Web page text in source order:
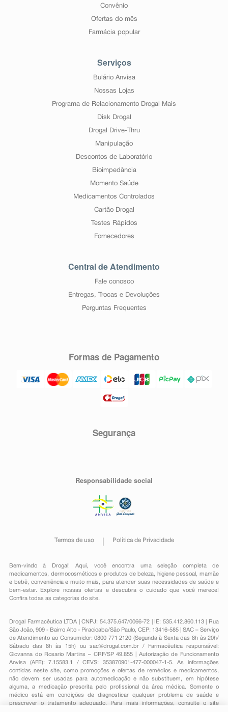
Convênio
Ofertas do mês
Farmácia popular
Serviços
Bulário Anvisa
Nossas Lojas
Programa de Relacionamento Drogal Mais
Disk Drogal
Drogal Drive-Thru
Manipulação
Descontos de Laboratório
Bioimpedância
Momento Saúde
Medicamentos Controlados
Cartão Drogal
Testes Rápidos
Fornecedores
Central de Atendimento
Fale conosco
Entregas, Trocas e Devoluções
Perguntas Frequentes
Formas de Pagamento
Segurança
Responsabilidade social
Termos de uso Política de Privacidade
Bem-vindo à Drogal! Aqui, você encontra uma seleção completa de
medicamentos , dermocosméticos e produtos de beleza, higiene pessoal ,mamãe
e bebê, conveniênciae muito mais, para atender suas necessidades de saúde e
bem-estar. Explore nossas ofertas e descubra o cuidado que você merece!
Confira todas as categorias do site.
Drogal Farmacêutica LTDA | CNPJ: 54.375.647/0066-72 | IE: 535.412.860.113 | Rua
São João, 909 - Bairro Alto - Piracicaba/São Paulo, CEP: 13416-585 | SAC – Serviço
de Atendimento ao Consumidor: 0800 771 2120 (Segunda à Sexta das 8h às 20h/
Sábado das 8h às 15h) ou sac@drogal.com.br/ Farmacêutica responsável:
Giovanna do Rosario Martins – CRF/SP 49.855 | Autorização de Funcionamento
Anvisa (AFE): 7.15583.1 / CEVS: 353870901-477-000047-1-5. As informações
contidas neste site, como promoções e ofertas de remédios e medicamentos,
não devem ser usadas para automedicação e não substituem, em hipótese
alguma, a medicação prescrita pelo profissional da área médica. Somente o
médico está em condições de diagnosticar qualquer problema de saúde e
prescrever o tratamento adequado. Para mais informações, consulte o site